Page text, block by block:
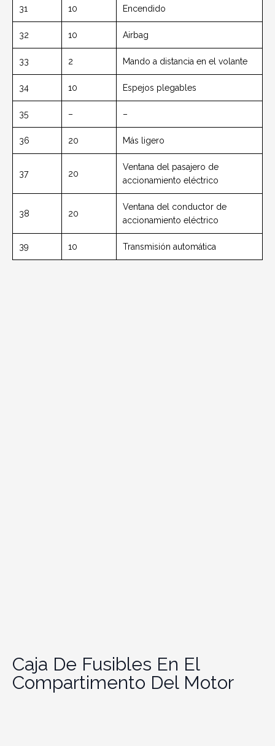
31 10 Encendido
32 10 Airbag
33 2 Mando a distancia en el volante
34 10 Espejos plegables
35 – –
36 20 Más ligero
37 20
Ventana del pasajero de
accionamiento eléctrico
38 20
Ventana del conductor de
accionamiento eléctrico
39 10 Transmisión automática
Caja De Fusibles En El
Compartimento Del Motor